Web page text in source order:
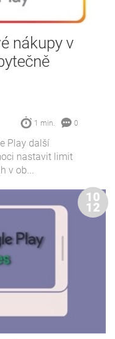
nákupy v
1 min. 0
Play další
nastavit limit
v ob...
10
12